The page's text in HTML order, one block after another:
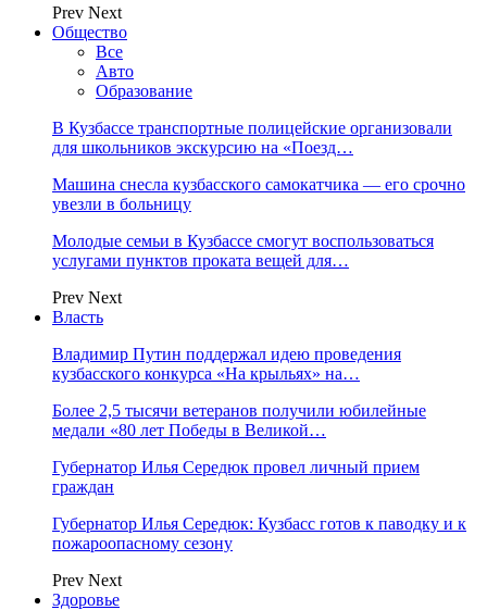
Prev Next
Общество
Все
Авто
Образование
В Кузбассе транспортные полицейские организовали
для школьников экскурсию на «Поезд…
Машина снесла кузбасского самокатчика — его срочно
увезли в больницу
Молодые семьи в Кузбассе смогут воспользоваться
услугами пунктов проката вещей для…
Prev Next
Власть
Владимир Путин поддержал идею проведения
кузбасского конкурса «На крыльях» на…
Более 2,5 тысячи ветеранов получили юбилейные
медали «80 лет Победы в Великой…
Губернатор Илья Середюк провел личный прием
граждан
Губернатор Илья Середюк: Кузбасс готов к паводку и к
пожароопасному сезону
Prev Next
Здоровье